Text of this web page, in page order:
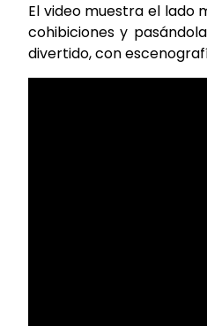
El video muestra el lado
cohibiciones y
divertido, con